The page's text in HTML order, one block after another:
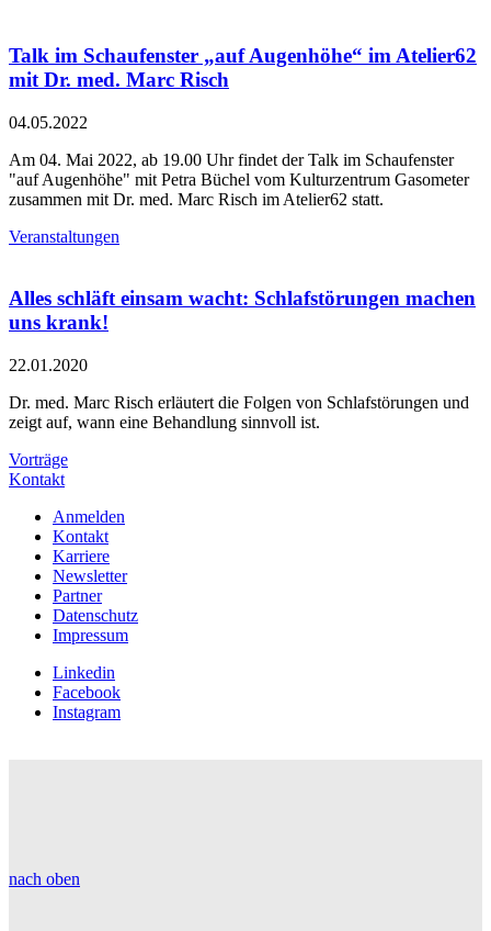
Talk im Schaufenster „auf Augenhöhe“ im Atelier62
mit Dr. med. Marc Risch
04.05.2022
Am 04. Mai 2022, ab 19.00 Uhr findet der Talk im Schaufenster
"auf Augenhöhe" mit Petra Büchel vom Kulturzentrum Gasometer
zusammen mit Dr. med. Marc Risch im Atelier62 statt.
Veranstaltungen
Alles schläft einsam wacht: Schlafstörungen machen
uns krank!
22.01.2020
Dr. med. Marc Risch erläutert die Folgen von Schlafstörungen und
zeigt auf, wann eine Behandlung sinnvoll ist.
Vorträge
Kontakt
Anmelden
Kontakt
Karriere
Newsletter
Partner
Datenschutz
Impressum
Linkedin
Facebook
Instagram
nach oben